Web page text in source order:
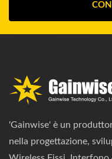
'Gainwise' è un
nella progettazione,